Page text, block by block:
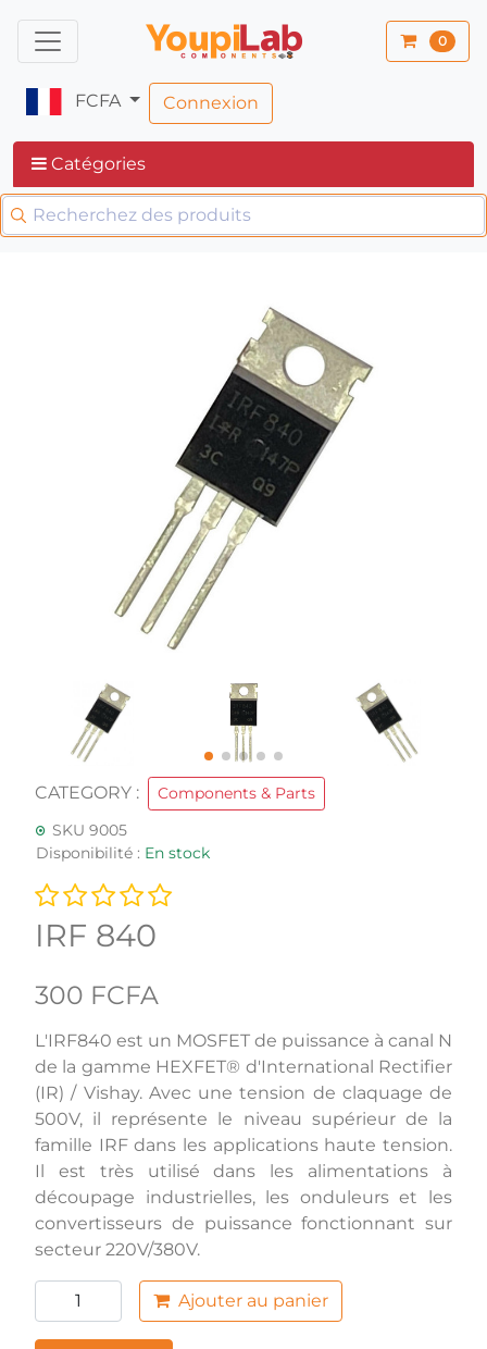
0
FCFA Connexion
Catégories
CATEGORY :
Components & Parts
SKU 9005
Disponibilité : En stock
IRF 840
300 FCFA
L'IRF840 est un MOSFET de puissance à canal N
de la gamme HEXFET® d'International Rectifier
(IR) / Vishay. Avec une tension de claquage de
500V, il représente le niveau supérieur de la
famille IRF dans les applications haute tension.
Il est très utilisé dans les alimentations à
découpage industrielles, les onduleurs et les
convertisseurs de puissance fonctionnant sur
secteur 220V/380V.
Ajouter au panier